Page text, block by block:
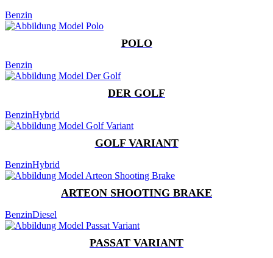
Benzin
POLO
Benzin
DER GOLF
BenzinHybrid
GOLF VARIANT
BenzinHybrid
ARTEON SHOOTING BRAKE
BenzinDiesel
PASSAT VARIANT